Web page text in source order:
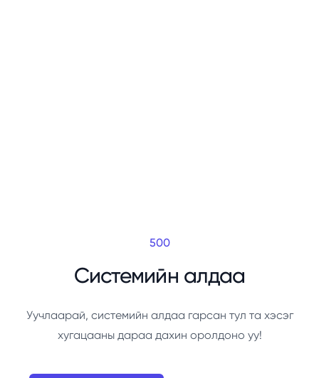
500
Системийн алдаа
Уучлаарай, системийн алдаа гарсан тул та хэсэг
хугацааны дараа дахин оролдоно уу!